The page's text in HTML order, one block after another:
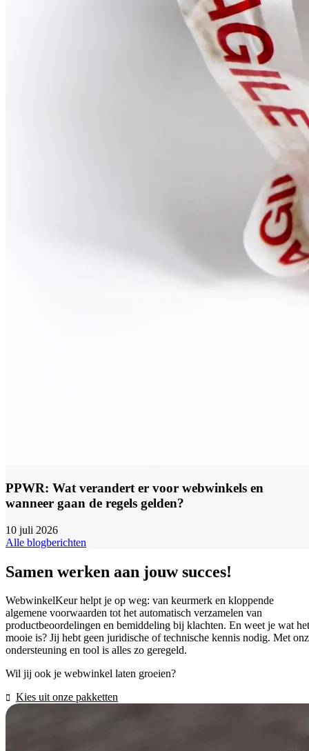
PPWR: Wat verandert er voor webwinkels en
wanneer gaan de regels gelden?
10 juli 2026
Alle blogberichten
Samen werken aan jouw succes!
WebwinkelKeur helpt je op weg: van keurmerk en kloppende
algemene voorwaarden tot het automatisch verzamelen van
productbeoordelingen en bemiddeling bij klachten. En weet je wat het
mooie is? Jij hebt geen juridische of technische kennis nodig. Met
ondersteuning en tool is alles zo geregeld.
Wil jij ook je webwinkel laten groeien?
Kies uit onze pakketten